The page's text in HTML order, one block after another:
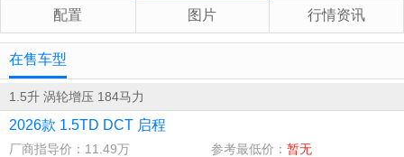
配置 图片 行情资讯
在售车型
1.5升 涡轮增压 184马力
2026款 1.5TD DCT 启程
厂商指导价：11.49万 参考最低价： 暂无